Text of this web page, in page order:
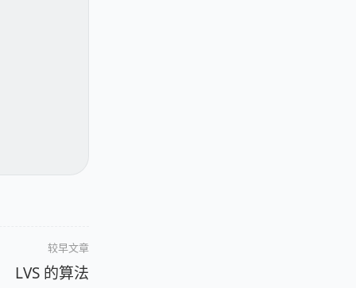
较早文章
LVS 的算法